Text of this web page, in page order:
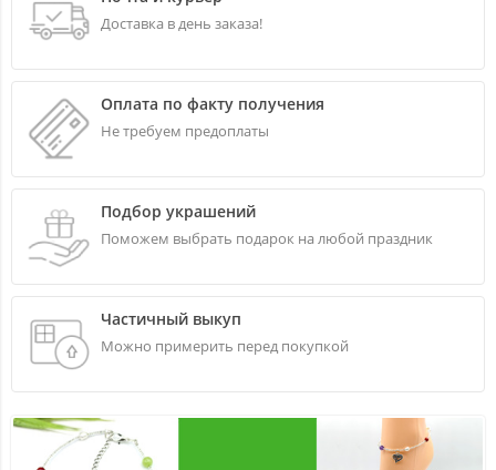
Доставка в день заказа!
Оплата по факту получения
Не требуем предоплаты
Подбор украшений
Поможем выбрать подарок на любой праздник
Частичный выкуп
Можно примерить перед покупкой